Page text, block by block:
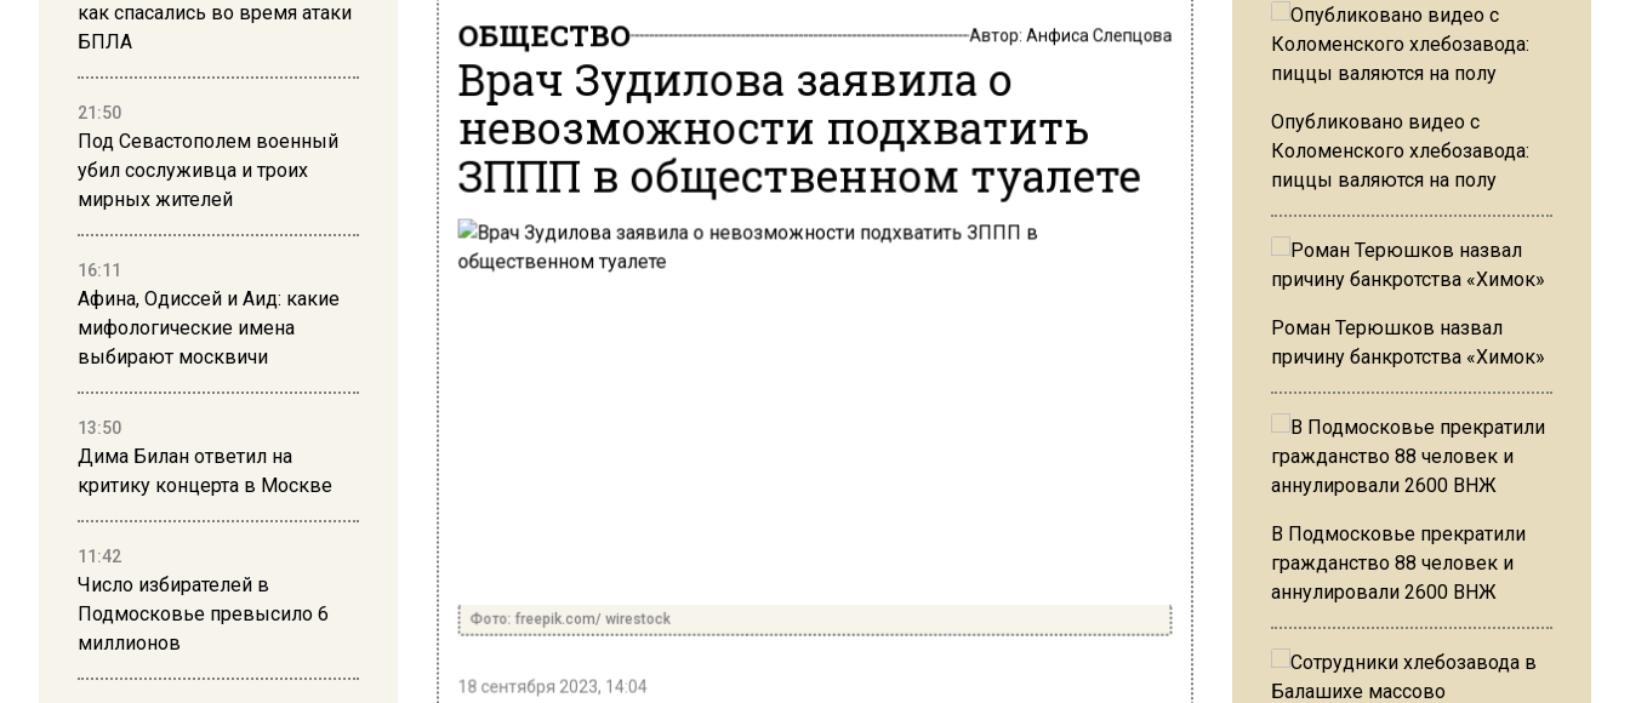
как спасались во время атаки
БПЛА
21:50
Под Севастополем военный
убил сослуживца и троих
мирных жителей
16:11
Афина, Одиссей и Аид: какие
мифологические имена
выбирают москвичи
13:50
Дима Билан ответил на
критику концерта в Москве
11:42
Число избирателей в
Подмосковье превысило 6
миллионов
ОБЩЕСТВО Автор: Анфиса Слепцова
Врач Зудилова заявила о
невозможности подхватить
ЗППП в общественном туалете
Фото: freepik.com/ wirestock
18 сентября 2023, 14:04
Опубликовано видео с
Коломенского хлебозавода:
пиццы валяются на полу
Роман Терюшков назвал
причину банкротства «Химок»
В Подмосковье прекратили
гражданство 88 человек и
аннулировали 2600 ВНЖ